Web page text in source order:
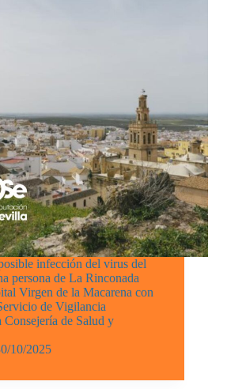
infección del virus del
persona de La Rinconada
Virgen de la Macarena con
de Vigilancia
de Salud y
10/2025